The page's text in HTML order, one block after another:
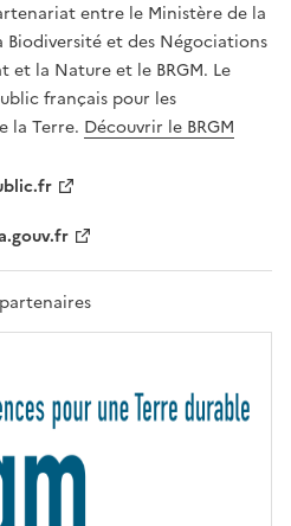
T
É
,
É
G
A
L
F
A
T
R
T
É
entre le Ministère de la
et des Négociations
et la Nature et le BRGM. Le
français pour les
la Terre. Découvrir le BRGM